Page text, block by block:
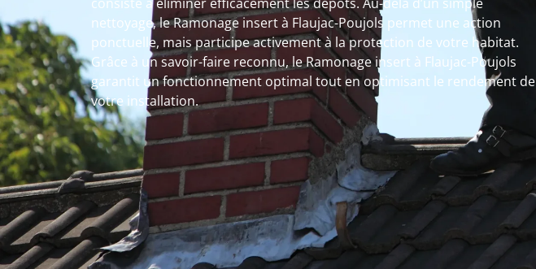
nettoyage, le Ramonage insert à Flaujac-Poujols permet une action
ponctuelle, mais participe activement à la protection de votre habitat.
Grâce à un savoir-faire reconnu, le Ramonage insert à Flaujac-Poujols
garantit un fonctionnement optimal tout en optimisant le rendement de
votre installation.